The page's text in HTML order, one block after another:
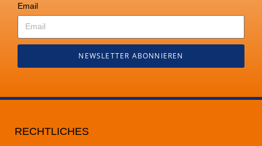
Email
NEWSLETTER ABONNIEREN
RECHTLICHES